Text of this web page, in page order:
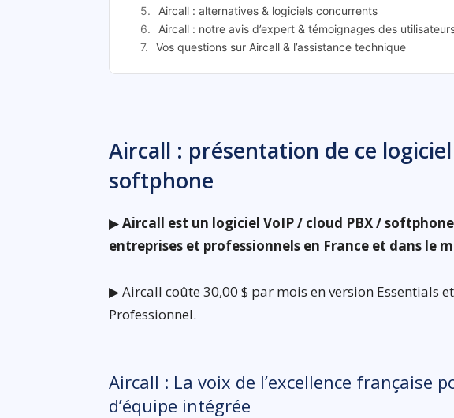
Aircall : alternatives & logiciels concurrents
Aircall : notre avis d’expert & témoignages des
Vos questions sur Aircall & l’assistance technique
Aircall : présentation de ce
softphone
▶Aircall est un logiciel VoIP / cloud PBX /
entreprises et professionnels en France et dans le
▶ Aircall coûte 30,00 $ par mois en version Essentials
Professionnel.
Aircall : La voix de l’excellence française
d’équipe intégrée